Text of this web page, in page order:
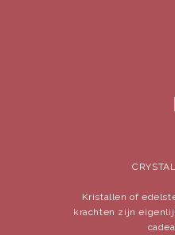
Kristallen of
krachten zijn